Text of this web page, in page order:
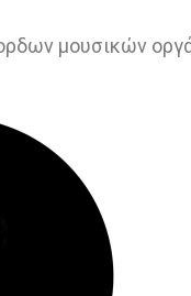
μουσικών